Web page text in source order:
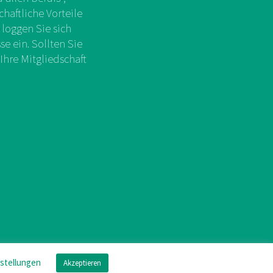
Vorteile
Sie sich
ein. Sollten Sie
Mitgliedschaft
/ Datenschutz
Akzeptieren